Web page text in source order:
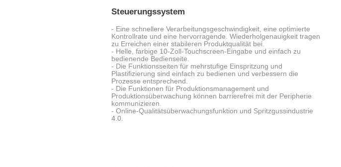
Steuerungssystem
- Eine schnellere Verarbeitungsgeschwindigkeit, eine optimierte
Kontrollrate und eine hervorragende. Wiederholgenauigkeit tragen
zu Erreichen einer stabileren Produktqualität bei.
- Helle, farbige 10-Zoll-Touchscreen-Eingabe und einfach zu
bedienende Bedienseite.
- Die Funktionsseiten für mehrstufige Einspritzung und
Plastifizierung sind einfach zu bedienen und verbessern die
Prozesse entsprechend.
- Die Funktionen für Produktionsmanagement und
Produktionsüberwachung können barrierefrei mit der Peripherie
kommunizieren.
- Online-Qualitätsüberwachungsfunktion und Spritzgussindustrie
4.0.